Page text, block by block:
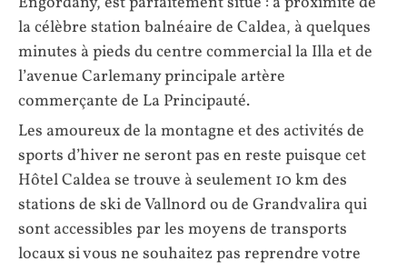
la célèbre station balnéaire de Caldea, à quelques
minutes à pieds du centre commercial la Illa et de
l’avenue Carlemany principale artère
commerçante de La Principauté.
Les amoureux de la montagne et des activités de
sports d’hiver ne seront pas en reste puisque cet
Hôtel Caldea se trouve à seulement 10 km des
stations de ski de Vallnord ou de Grandvalira qui
sont accessibles par les moyens de transports
locaux si vous ne souhaitez pas reprendre votre